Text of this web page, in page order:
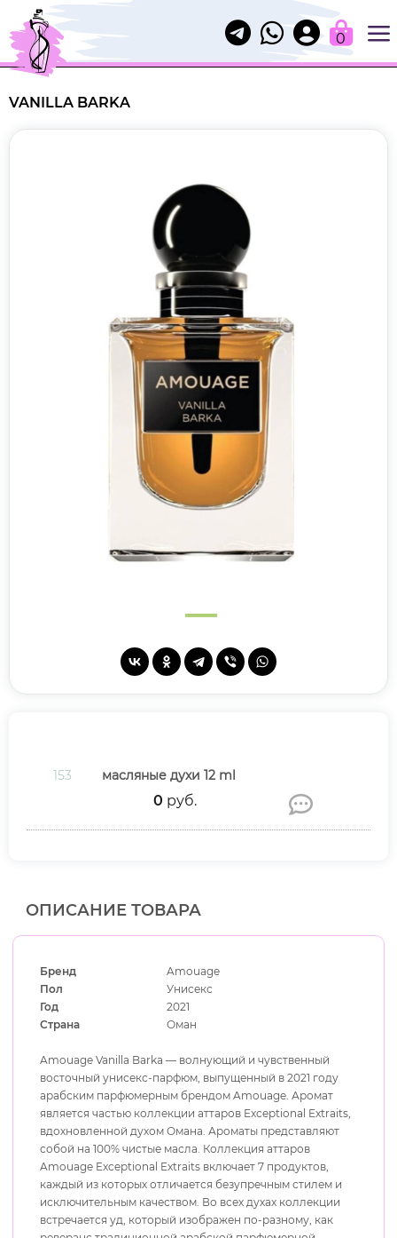
0
VANILLA BARKA
153 масляные духи 12 ml
0 руб.
ОПИСАНИЕ ТОВАРА
Бренд
Amouage
Пол
Унисекс
Год
2021
Страна
Оман
Amouage Vanilla Barka — волнующий и чувственный
восточный унисекс-парфюм, выпущенный в 2021 году
арабским парфюмерным брендом Amouage. Аромат
является частью коллекции аттаров Exceptional Extraits,
вдохновленной духом Омана. Ароматы представляют
собой на 100% чистые масла. Коллекция аттаров
Amouage Exceptional Extraits включает 7 продуктов,
каждый из которых отличается безупречным стилем и
исключительным качеством. Во всех духах коллекции
встречается уд, который изображен по-разному, как